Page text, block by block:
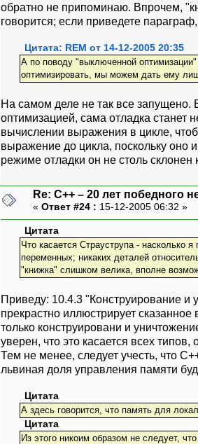
обратно не припоминаю. Впрочем,
говорится; если приведете
Цитата: REM от 14-12-2005 20:35
А по поводу "выключенной
оптимизировать, мы можем дать ему
На самом деле не так все запущено.
оптимизацией, сама отладка станет
вычислении выражения в цикле,
выражение до цикла, поскольку
режиме отладки он не столь
Re: C++ – 20 лет победного
« Ответ #24 : 15-12-2005 06:32 »
Цитата
Что касается Страуструпа - насколько
переменных; никаких деталей
"книжка" слишком велика, вполне
Приведу: 10.4.3 "Конструирование
прекрастно иллюстрирует
только конструировани и
уверен, что это касается всех
Тем не менее, следует учесть, что
львиная доля управления памяти
Цитата
А здесь говорится, что память для
Цитата
Из этого никоим образом не следует,